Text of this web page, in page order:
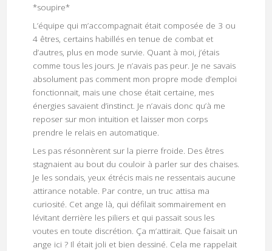
*soupire*
L’équipe qui m’accompagnait était composée de 3 ou
4 êtres, certains habillés en tenue de combat et
d’autres, plus en mode survie. Quant à moi, j’étais
comme tous les jours. Je n’avais pas peur. Je ne savais
absolument pas comment mon propre mode d’emploi
fonctionnait, mais une chose était certaine, mes
énergies savaient d’instinct. Je n’avais donc qu’à me
reposer sur mon intuition et laisser mon corps
prendre le relais en automatique.
Les pas résonnèrent sur la pierre froide. Des êtres
stagnaient au bout du couloir à parler sur des chaises.
Je les sondais, yeux étrécis mais ne ressentais aucune
attirance notable. Par contre, un truc attisa ma
curiosité. Cet ange là, qui défilait sommairement en
lévitant derrière les piliers et qui passait sous les
voutes en toute discrétion. Ça m’attirait. Que faisait un
ange ici ? Il était joli et bien dessiné. Cela me rappelait